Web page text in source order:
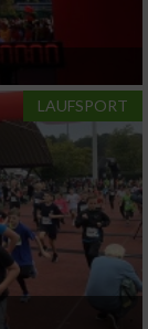
LAUFSPORT